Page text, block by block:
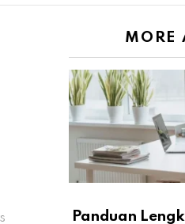
MORE
Panduan